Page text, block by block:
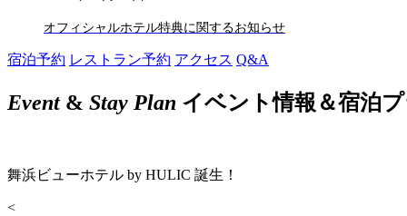
オフィシャルホテル特典に関するお知らせ
宿泊予約 レストラン予約 アクセス Q&A
Event& Stay Plan イベント情報＆宿泊
舞浜ビューホテル by HULIC 誕生！
<